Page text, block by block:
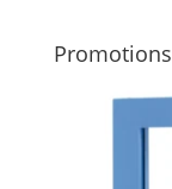
Promotions